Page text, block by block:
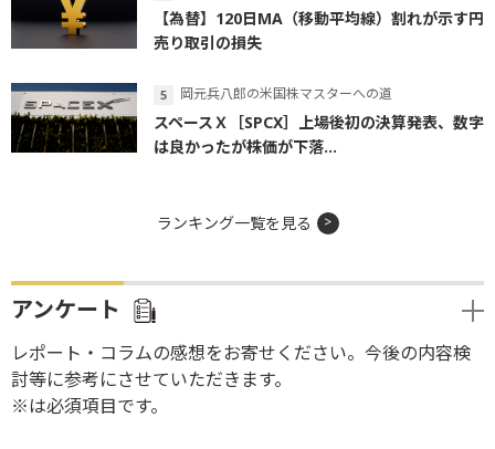
【為替】120日MA（移動平均線）割れが示す円
売り取引の損失
岡元兵八郎の米国株マスターへの道
スペースＸ［SPCX］上場後初の決算発表、数字
は良かったが株価が下落...
ランキング一覧を見る
アンケート
レポート・コラムの感想をお寄せください。今後の内容検
討等に参考にさせていただきます。
※は必須項目です。